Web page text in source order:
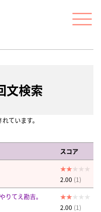
文検索
ています。
スコア
2.00 (1)
りてえ勘吉。
2.00 (1)